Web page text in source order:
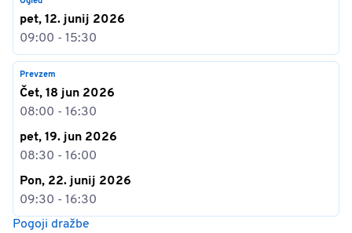
pet, 12. junij 2026
09:00 - 15:30
Prevzem
Čet, 18 jun 2026
08:00 - 16:30
pet, 19. jun 2026
08:30 - 16:00
Pon, 22. junij 2026
09:30 - 16:30
Pogoji dražbe